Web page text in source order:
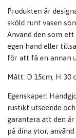
Produkten är
sköld runt vasen
Använd den som
egen hand eller
för att få en annan
Mått: D 15cm, H 30
Egenskaper:
rustikt utseende
garantera att den
på dina ytor,